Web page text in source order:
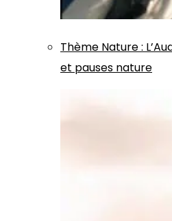
Thème Nature:
et pauses nature